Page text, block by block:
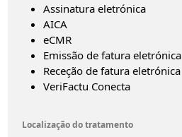
Assinatura eletrónica
AICA
eCMR
Emissão de fatura eletrónica
Receção de fatura eletrónica
VeriFactu Conecta
Localização do tratamento